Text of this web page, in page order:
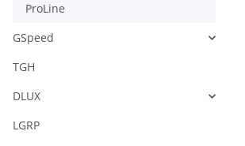
ProLine
GSpeed
TGH
DLUX
LGRP